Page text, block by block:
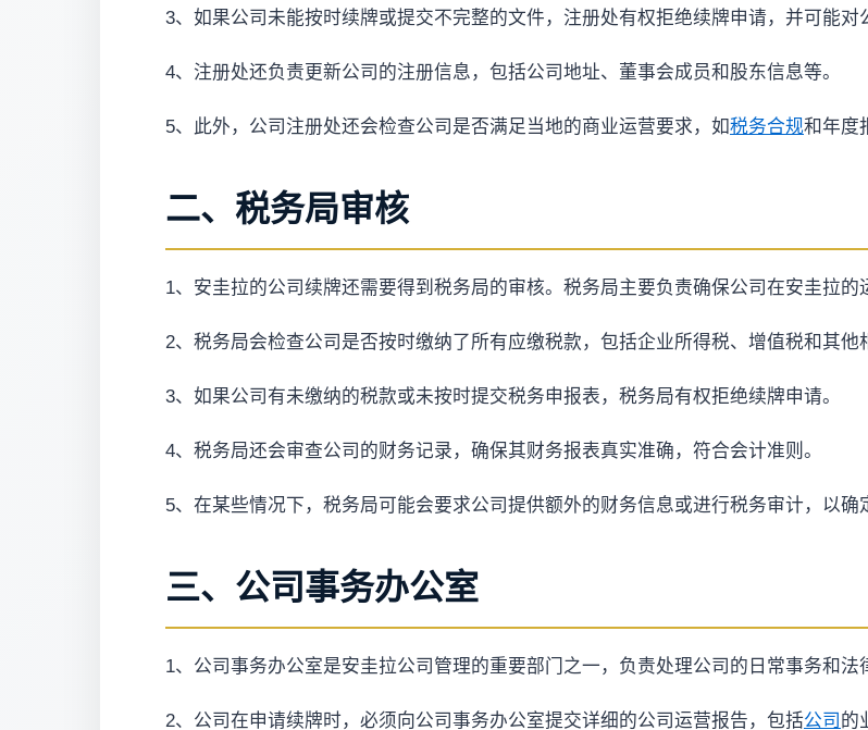
3、如果公司未能按时续牌或提交不完整的文件，注册处有权拒绝续牌申请，并可能对
4、注册处还负责更新公司的注册信息，包括公司地址、董事会成员和股东信息等。
5、此外，公司注册处还会检查公司是否满足当地的商业运营要求，如税务合规和年度
二、税务局审核
1、安圭拉的公司续牌还需要得到税务局的审核。税务局主要负责确保公司在安圭拉的
2、税务局会检查公司是否按时缴纳了所有应缴税款，包括企业所得税、增值税和其他
3、如果公司有未缴纳的税款或未按时提交税务申报表，税务局有权拒绝续牌申请。
4、税务局还会审查公司的财务记录，确保其财务报表真实准确，符合会计准则。
5、在某些情况下，税务局可能会要求公司提供额外的财务信息或进行税务审计，以确
三、公司事务办公室
1、公司事务办公室是安圭拉公司管理的重要部门之一，负责处理公司的日常事务和法
2、公司在申请续牌时，必须向公司事务办公室提交详细的公司运营报告，包括公司 的